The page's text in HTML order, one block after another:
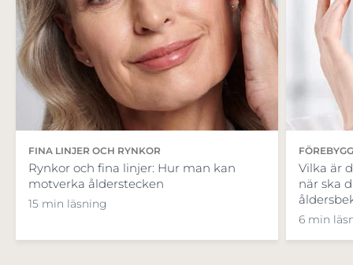
FINA LINJER OCH RYNKOR
Rynkor och fina linjer: Hur man kan
motverka ålderstecken
15 min läsning
Vilka är
när ska
6 min